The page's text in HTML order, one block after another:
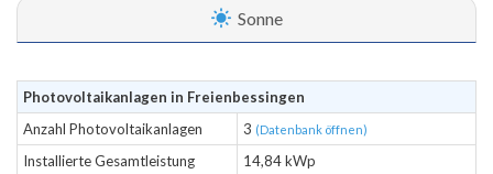
Sonne
Photovoltaikanlagen in Freienbessingen
Anzahl Photovoltaikanlagen
3 (Datenbank öffnen)
Installierte Gesamtleistung 14,84 kWp